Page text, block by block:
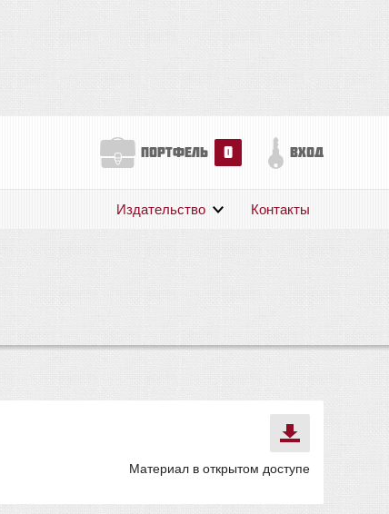
портфель 0 вход
Издательство Контакты
Материал в открытом доступе